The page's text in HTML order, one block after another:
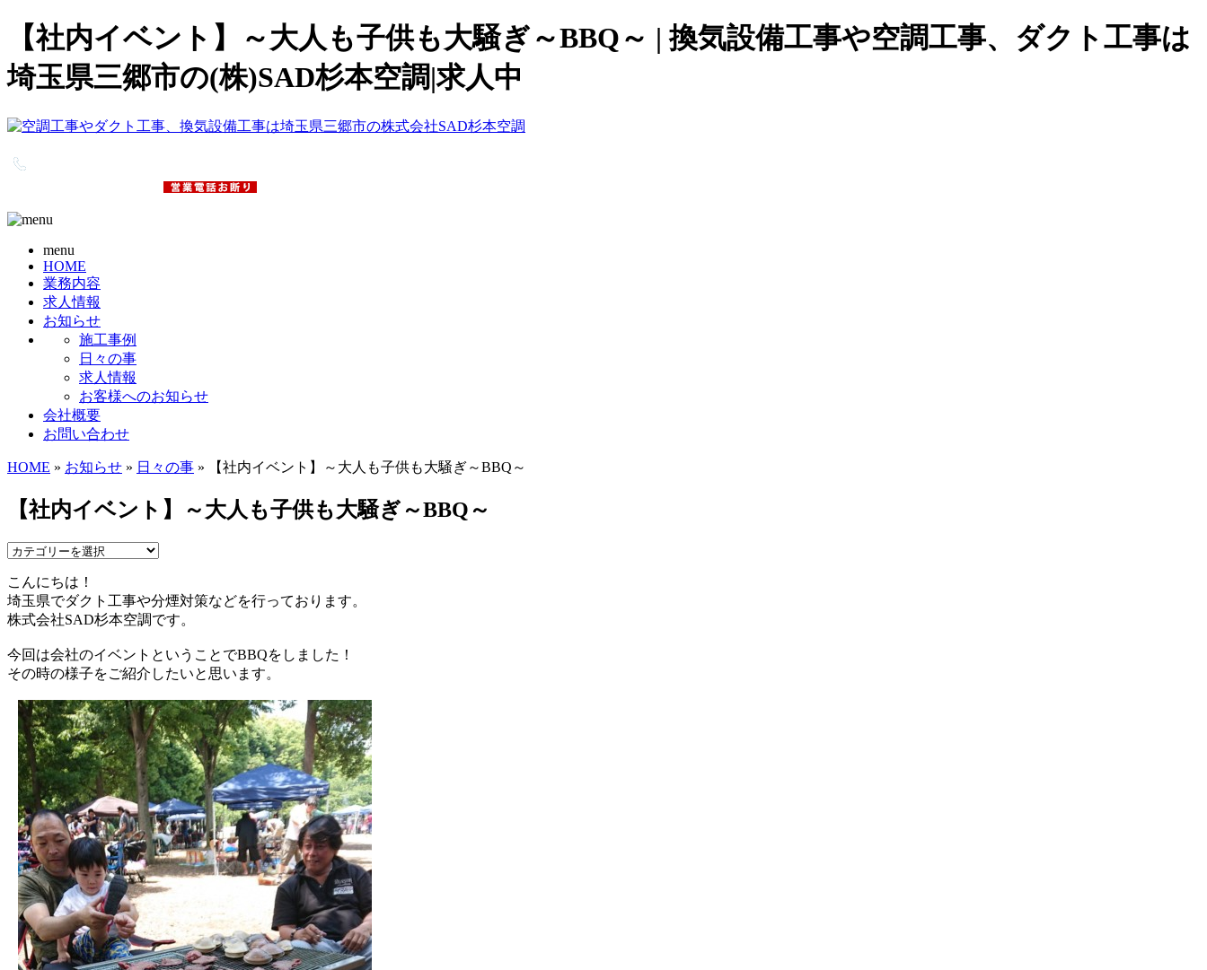
【社内イベント】～大人も子供も大騒ぎ～BBQ～ | 換気設備工事や空調工事、ダクト工事は
埼玉県三郷市の(株)SAD杉本空調|求人中
menu
HOME
業務内容
求人情報
お知らせ
施工事例
日々の事
求人情報
お客様へのお知らせ
会社概要
お問い合わせ
HOME » お知らせ » 日々の事 » 【社内イベント】～大人も子供も大騒ぎ～BBQ～
【社内イベント】～大人も子供も大騒ぎ～BBQ～
こんにちは！
埼玉県でダクト工事や分煙対策などを行っております。
株式会社SAD杉本空調です。
今回は会社のイベントということでBBQをしました！
その時の様子をご紹介したいと思います。